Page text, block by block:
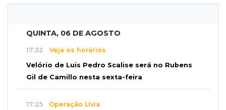
QUINTA, 06 DE AGOSTO
17:32 Veja os horários
Velório de Luis Pedro Scalise será no Rubens
Gil de Camillo nesta sexta-feira
17:25 Operação Lívia